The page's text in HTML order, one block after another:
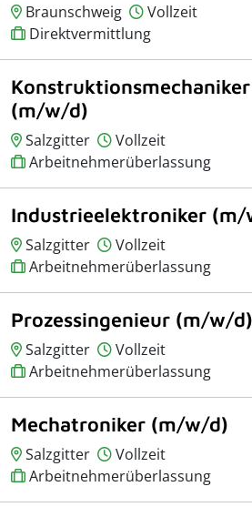
Braunschweig
Vollzeit
Direktvermittlung
Konstruktionsmechaniker
(m/w/d)
Salzgitter
Vollzeit
Arbeitnehmerüberlassung
Industrieelektroniker (m/
Salzgitter
Vollzeit
Arbeitnehmerüberlassung
Prozessingenieur (m/w/d)
Salzgitter
Vollzeit
Arbeitnehmerüberlassung
Mechatroniker (m/w/d)
Salzgitter
Vollzeit
Arbeitnehmerüberlassung